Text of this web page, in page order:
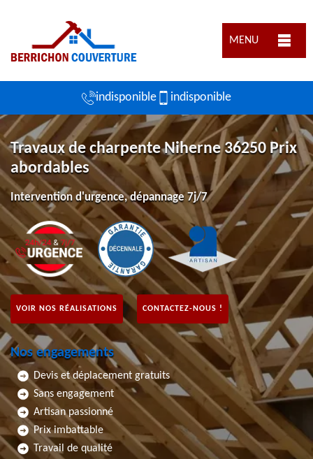
MENU
indisponible indisponible
Travaux de charpente Niherne 36250 Prix
abordables
Intervention d'urgence, dépannage 7j/7
VOIR NOS RÉALISATIONS CONTACTEZ-NOUS !
Nos engagements
Devis et déplacement gratuits
Sans engagement
Artisan passionné
Prix imbattable
Travail de qualité